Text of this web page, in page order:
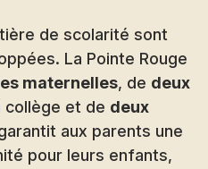
de scolarité sont
La Pointe Rouge
maternelles, de deux
collège et de deux
aux parents une
pour leurs enfants,